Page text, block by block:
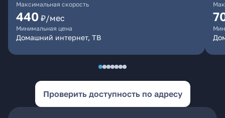
Максимальная скорость
440 ₽/мес
Минимальная цена
Домашний интернет, ТВ
Проверить доступность по адресу